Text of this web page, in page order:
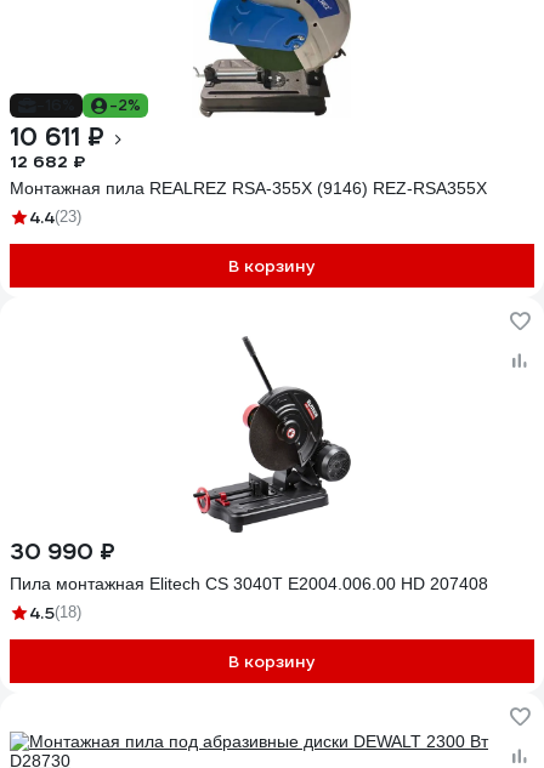
-2%
10 611 ₽
12 682 ₽
Монтажная пила REALREZ RSA-355X (9146) REZ-RSA355X
4.4(23)
В корзину
30 990 ₽
Пила монтажная Elitech CS 3040T E2004.006.00 HD 207408
4.5(18)
В корзину